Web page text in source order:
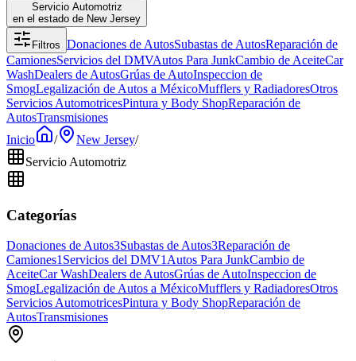
Servicio Automotriz
en el estado de New Jersey
Filtros Donaciones de AutosSubastas de AutosReparación de
CamionesServicios del DMVAutos Para JunkCambio de AceiteCar
WashDealers de AutosGrúas de AutoInspeccion de
SmogLegalización de Autos a MéxicoMufflers y RadiadoresOtros
Servicios AutomotricesPintura y Body ShopReparación de
AutosTransmisiones
Inicio
/ New Jersey/
Servicio Automotriz
Categorías
Donaciones de Autos3Subastas de Autos3Reparación de
Camiones1Servicios del DMV1Autos Para JunkCambio de
AceiteCar WashDealers de AutosGrúas de AutoInspeccion de
SmogLegalización de Autos a MéxicoMufflers y RadiadoresOtros
Servicios AutomotricesPintura y Body ShopReparación de
AutosTransmisiones